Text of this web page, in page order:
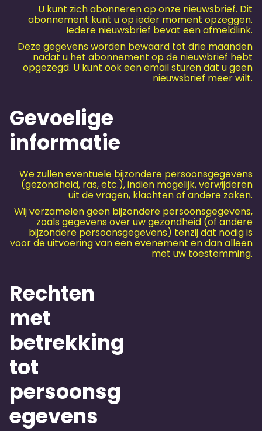
U kunt zich abonneren op onze nieuwsbrief. Dit
abonnement kunt u op ieder moment opzeggen.
Iedere nieuwsbrief bevat een afmeldlink.
Deze gegevens worden bewaard tot drie maanden
nadat u het abonnement op de nieuwbrief hebt
opgezegd. U kunt ook een email sturen dat u geen
nieuwsbrief meer wilt.
Gevoelige
informatie
We zullen eventuele bijzondere persoonsgegevens
(gezondheid, ras, etc.), indien mogelijk, verwijderen
uit de vragen, klachten of andere zaken.
Wij verzamelen geen bijzondere persoonsgegevens,
zoals gegevens over uw gezondheid (of andere
bijzondere persoonsgegevens) tenzij dat nodig is
voor de uitvoering van een evenement en dan alleen
met uw toestemming.
Rechten
met
betrekking
tot
persoonsg
egevens